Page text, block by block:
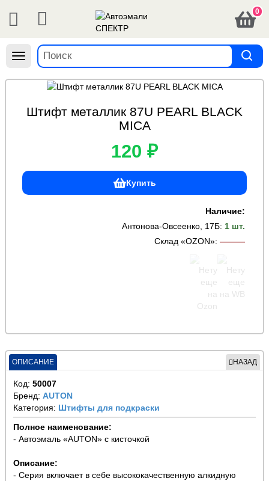
0
Навигация
Штифт металлик 87U PEARL BLACK
MICA
120 ₽
Купить
Наличие:
Антонова-Овсеенко, 17Б: 1 шт.
Склад «OZON»: ———
ОПИСАНИЕ НАЗАД
Код: 50007
Бренд: AUTON
Категория: Штифты для подкраски
Полное наименование:
- Автоэмаль «AUTON» с кисточкой
Описание:
- Серия включает в себе высококачественную алкидную